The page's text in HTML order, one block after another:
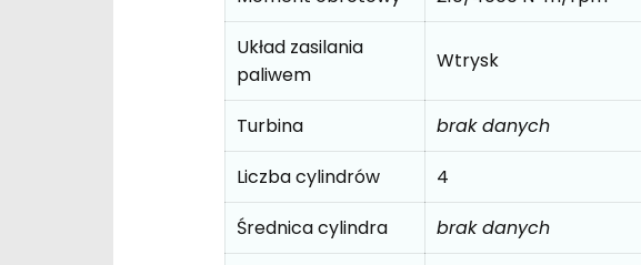
Układ zasilania
paliwem
Wtrysk
Turbina
brak danych
Liczba cylindrów
4
Średnica cylindra
brak danych